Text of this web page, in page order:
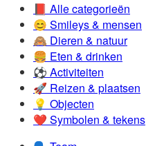
📕️ Alle categorieën
😊️ Smileys & mensen
🙈️ Dieren & natuur
🍔️ Eten & drinken
⚽️ Activiteiten
🚀️ Reizen & plaatsen
💡️ Objecten
❤️ Symbolen & tekens